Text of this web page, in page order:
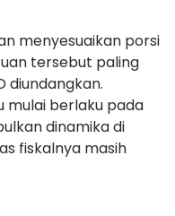
menyesuaikan porsi
tersebut paling
diundangkan.
mulai berlaku pada
dinamika di
fiskalnya masih